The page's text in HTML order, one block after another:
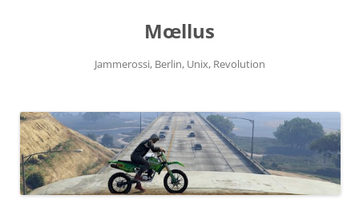
Mœllus
Jammerossi, Berlin, Unix, Revolution